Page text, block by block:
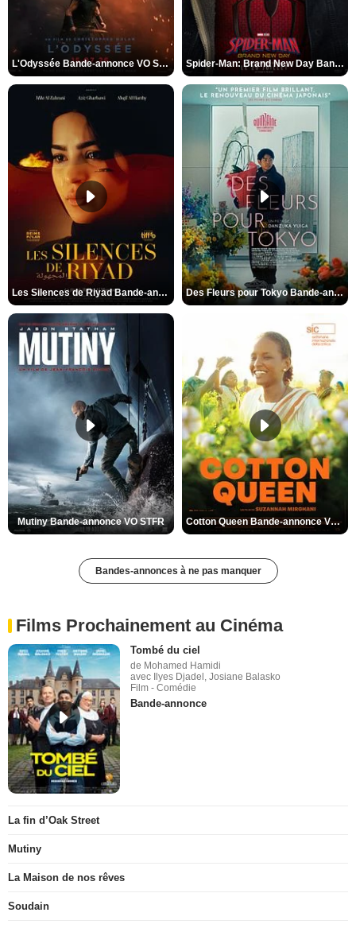
L'Odyssée Bande-annonce VO STFR Spider-Man: Brand New Day Bande-annonce VO STFR
Les Silences de Riyad Bande-annonce VO STFR Des Fleurs pour Tokyo Bande-annonce VO STFR
Mutiny Bande-annonce VO STFR Cotton Queen Bande-annonce VO STFR
Bandes-annonces à ne pas manquer
Films Prochainement au Cinéma
Tombé du ciel
de Mohamed Hamidi
avec Ilyes Djadel, Josiane Balasko
Film - Comédie
Bande-annonce
La fin d’Oak Street
Mutiny
La Maison de nos rêves
Soudain